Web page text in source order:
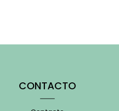
CONTACTO